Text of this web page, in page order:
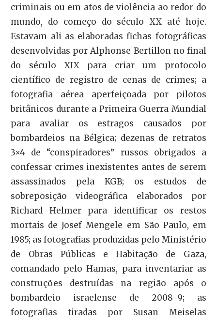
criminais ou em atos de violência ao redor do
mundo, do começo do século XX até hoje.
Estavam ali as elaboradas fichas fotográficas
desenvolvidas por Alphonse Bertillon no final
do século XIX para criar um protocolo
científico de registro de cenas de crimes; a
fotografia aérea aperfeiçoada por pilotos
britânicos durante a Primeira Guerra Mundial
para avaliar os estragos causados por
bombardeios na Bélgica; dezenas de retratos
3×4 de “conspiradores” russos obrigados a
confessar crimes inexistentes antes de serem
assassinados pela KGB; os estudos de
sobreposição videográfica elaborados por
Richard Helmer para identificar os restos
mortais de Josef Mengele em São Paulo, em
1985; as fotografias produzidas pelo Ministério
de Obras Públicas e Habitação de Gaza,
comandado pelo Hamas, para inventariar as
construções destruídas na região após o
bombardeio israelense de 2008-9; as
fotografias tiradas por Susan Meiselas